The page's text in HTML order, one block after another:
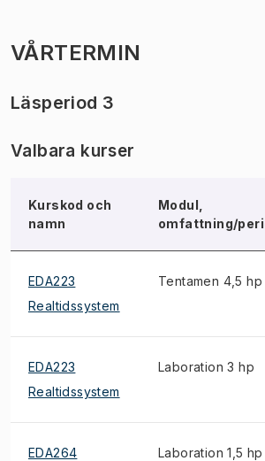
VÅRTERMIN
Läsperiod 3
Valbara kurser
Kurskod och
namn
Modul,
omfattning/
EDA223
Realtidssystem
Tentamen 4,5 hp
EDA223
Realtidssystem
Laboration 3 hp
EDA264
Laboration 1,5 hp